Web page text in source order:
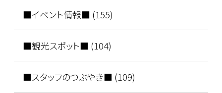
■イベント情報■ (155)
■観光スポット■ (104)
■スタッフのつぶやき■ (109)